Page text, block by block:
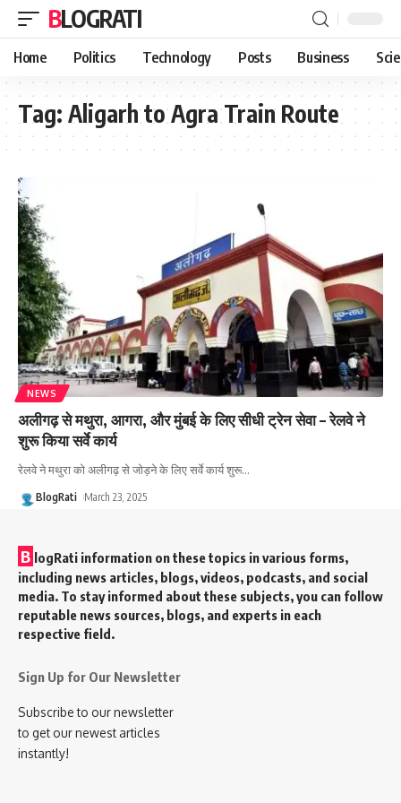
BLOGRATI
Home Politics Technology Posts Business
Tag: Aligarh to Agra Train Route
NEWS
अलीगढ़ से मथुरा, आगरा, और मुंबई के लिए सीधी ट्रेन सेवा – रेलवे ने
शुरू किया सर्वे कार्य
रेलवे ने मथुरा को अलीगढ़ से जोड़ने के लिए सर्वे कार्य शुरू…
BlogRati March 23, 2025
B logRati information on these topics in various forms,
including news articles, blogs, videos, podcasts, and social
media. To stay informed about these subjects, you can follow
reputable news sources, blogs, and experts in each
respective field.
Sign Up for Our Newsletter
Subscribe to our newsletter
to get our newest articles
instantly!